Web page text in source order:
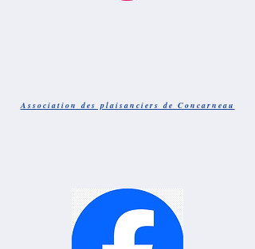
Association des plaisanciers de Concarneau